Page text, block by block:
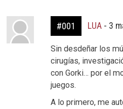
#001 LUA- 3
Sin desdeñar los
cirugías,
con Gorki… por el
juegos.
A lo primero, me